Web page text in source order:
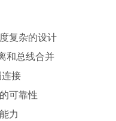
复杂的设计
和总线合并
接
可靠性
力